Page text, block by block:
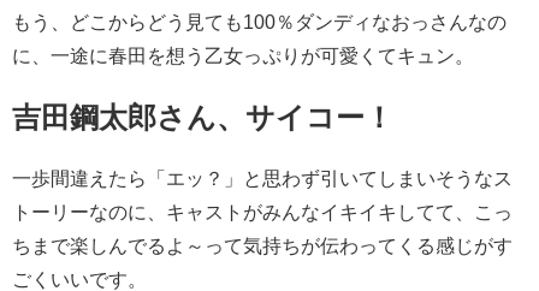
もう、どこからどう見ても100％ダンディなおっさんなの
に、一途に春田を想う乙女っぷりが可愛くてキュン。
吉田鋼太郎さん、サイコー！
一歩間違えたら「エッ？」と思わず引いてしまいそうなス
トーリーなのに、キャストがみんなイキイキしてて、こっ
ちまで楽しんでるよ～って気持ちが伝わってくる感じがす
ごくいいです。